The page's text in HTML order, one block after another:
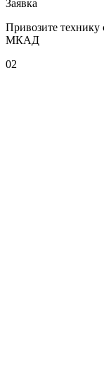
Заявка
Привозите технику
МКАД
02